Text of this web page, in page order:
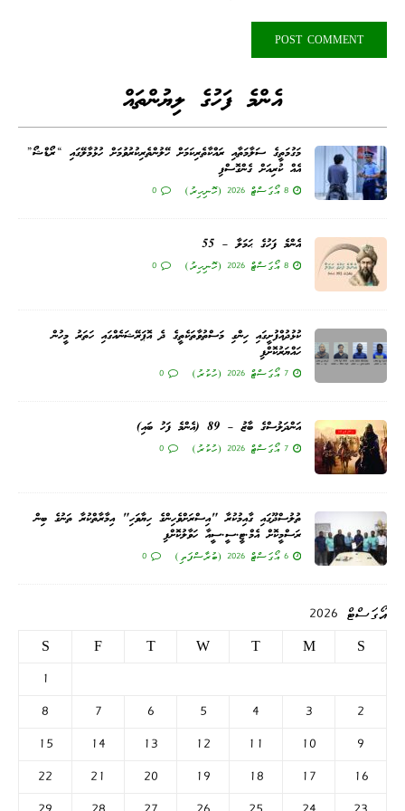
އެންމެ ފަހުގެ ލިޔުންތައް
މަގުމަތީގެ ސަލާމަތާއި ރައްކާތެރިކަމަށް ހޭލުންތެރިކުރުވުމަށް ހުޅުމާލޭގައި “ރޯޑްޝޯ”
އެއް ކުރިއަށް ގެންގޮސްފި
8 އޯގަސްޓް 2026 (ހޮނިހިރު) 0
އެންމެ ފަހުގެ ޙަމަލާ – 55
8 އޯގަސްޓް 2026 (ހޮނިހިރު) 0
ކުޅުދުއްފުށީގައި ހިންގި މަސްތުވާތަކެތީގެ ދެ އޮޕަރޭޝަނެއްގައި ހަތަރު މީހުން
ހައްޔަރުކޮށްފި
7 އޯގަސްޓް 2026 (ހުކުރު) 0
އަންދަލުސްގެ ބާޒު – 89 (އެންމެ ފަހު ބައި)
7 އޯގަސްޓް 2026 (ހުކުރު) 0
ތުލުސްދޫގައި ގާއިމުކުރާ "އިސްރަށްވެހިންގެ ހިޔާވަހި" އިމާރާތްކުރާ ތަނުގެ ބިން
ރަސްމީކޮށް އެމް.ޓީ.ސީ.ސީއާ ހަވާލުކޮށްފި
6 އޯގަސްޓް 2026 (ބުރާސްފަތި) 0
އޯގަސްޓް 2026
S
M
T
W
T
F
S
1
2
3
4
5
6
7
8
9
10
11
12
13
14
15
16
17
18
19
20
21
22